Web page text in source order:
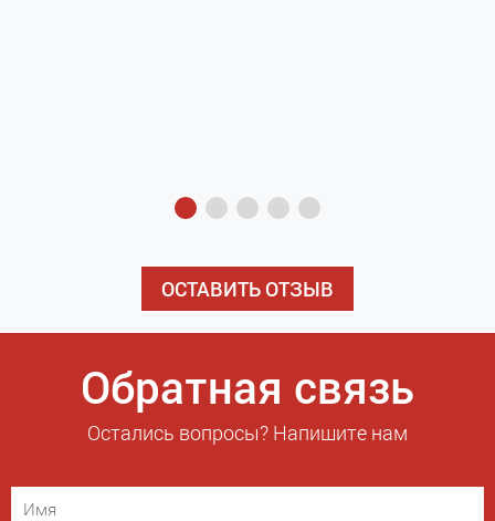
ОСТАВИТЬ ОТЗЫВ
Обратная связь
Остались вопросы? Напишите нам